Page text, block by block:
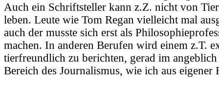
Auch ein Schriftsteller kann z.Z. nicht von
leben. Leute wie Tom Regan vielleicht mal
auch der musste sich erst als
machen. In anderen Berufen wird einem z.T.
tierfreundlich zu berichten, gerad im angeblich
Bereich des Journalismus, wie ich aus